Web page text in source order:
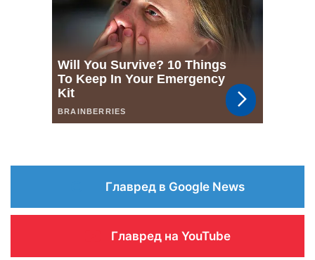
Главред в Google News
Главред на YouTube